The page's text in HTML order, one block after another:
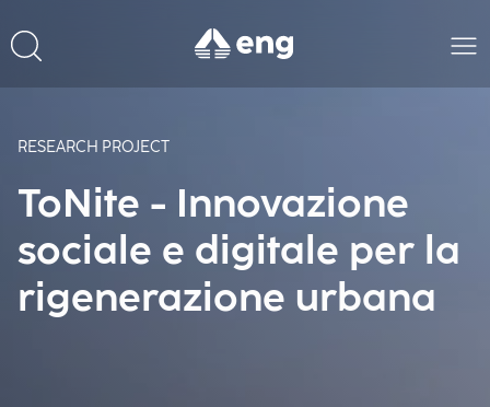
RESEARCH PROJECT
ToNite - Innovazione
sociale e digitale per la
rigenerazione urbana